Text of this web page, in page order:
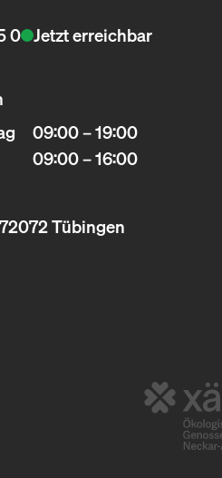
0 Jetzt erreichbar
09:00 – 19:00
09:00 – 16:00
Tübingen